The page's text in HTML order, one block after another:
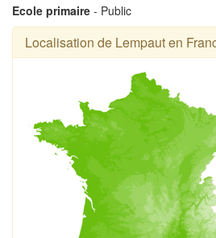
Ecole primaire - Public
Localisation de Lempaut en